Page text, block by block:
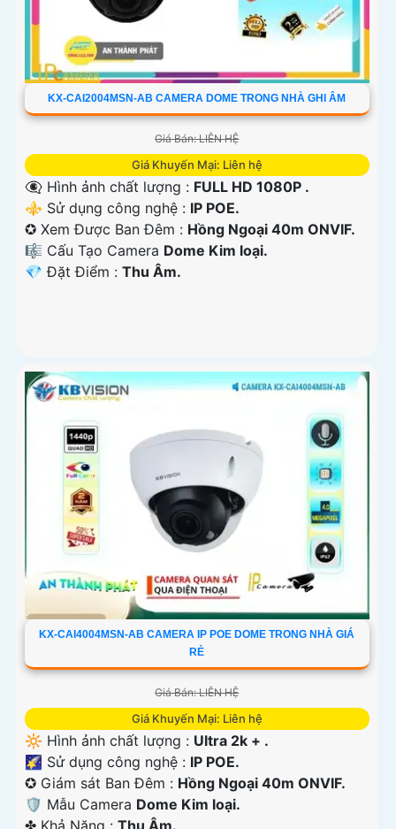
KX-CAI2004MSN-AB CAMERA DOME TRONG NHÀ GHI ÂM
Giá Bán: LIÊN HỆ
Giá Khuyến Mại: Liên hệ
👁️‍🗨 Hình ảnh chất lượng : FULL HD 1080P .
⚜️ Sử dụng công nghệ : IP POE.
✪ Xem Được Ban Đêm : Hồng Ngoại 40m ONVIF.
🎼️ Cấu Tạo Camera Dome Kim loại.
️💎 Đặt Điểm : Thu Âm.
KX-CAI4004MSN-AB CAMERA IP POE DOME TRONG NHÀ GIÁ
RẺ
Giá Bán: LIÊN HỆ
Giá Khuyến Mại: Liên hệ
🔆 Hình ảnh chất lượng : Ultra 2k + .
🌠 Sử dụng công nghệ : IP POE.
✪ Giám sát Ban Đêm : Hồng Ngoại 40m ONVIF.
🛡 Mẫu Camera Dome Kim loại.